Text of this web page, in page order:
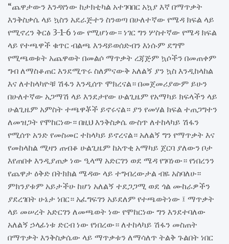
“ጨዋታውን እንዳየነው ከታክቲካል አተገባበር አኳያ እኛ በማጥቃት
እንቅስቃሴ ላይ ኳስን አደራጅተን ስንወጣ በሁለተኛው የሜዳ ክፍል ላይ
የሚኖረን ቅርፅ 3-1-6 ነው የሚሆነው። ነገር ግን ሦስተኛው የሜዳ ክፍል
ላይ የተጫዋች ቁጥር ብልጫ እንዳይወሰድብን እነሱም ደግሞ
የሚጫወቱት አጨዋወት በመልሶ ማጥቃት ረጃጅም ኳሶችን በመጠቀም
ግብ ለማስቆጠር እንደሚጥሩ ስለምናውቅ አለልኝ ያን ኳስ እንዲከላከል
እና ለተከላካዮቹ ሽፋን እንዲሰጥ ሞክረናል። በመጀመሪያውም ይሁን
በሁለተኛው አጋማሽ ላይ እንደታየው ሁልጊዜም የአማካይ ክፍላችን ላይ
ሁልጊዜም አምስት ተጫዋቾች ይኖሩናል። ያን የመሃል ክፍል ተጠጋግተን
ለመዝጋት የሞከርነው። በዚህ እንቅስቃሴ ውስጥ ለተከላካይ ሽፋን
የሚሰጥ አንድ የመስመር ተከላካይ ይኖረናል። አለልኝ ግን የማጥቃት እና
የመከላከል ሚዛን ጠብቆ ሁልጊዜም ከአጥቂ አማካይ ጀርባ ያለውን ቦታ
እየጠበቀ እንዲያጠቃ ነው ዒላማ አድርገን ወደ ሜዳ የገባነው። የነበረንን
የጨዋታ ዕቅድ በትክክል ሜዳው ላይ ተግብረውታል ብዬ አስባለሁ።
ምክንያቱም አይታችሁ ከሆነ አለልኝ ተደጋጋሚ ወደ ጎል ሙከራዎችን
ያደረገበት ሁኔታ ነበር። አፈግፍገን አይደለም የተጫወትነው ፤ ማጥቃት
ላይ መሠረት አድርገን ለመጫወት ነው የሞከርነው ግን እንደተባለው
አለልኝ ኃላፊነቱ ድርብ ነው የነበረው። ለተከላካይ ሽፋን መስጠት
በማጥቃት እንቅስቃሴው ላይ ማጥቃቱን ለማሳለጥ ትልቅ ጉልበት ነበር